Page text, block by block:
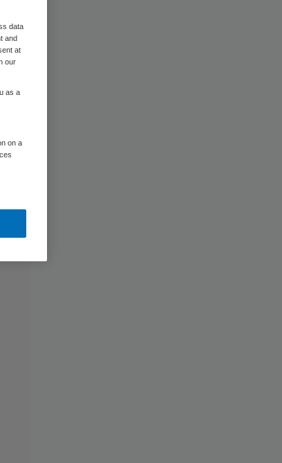
data
and
at
our
as a
on a